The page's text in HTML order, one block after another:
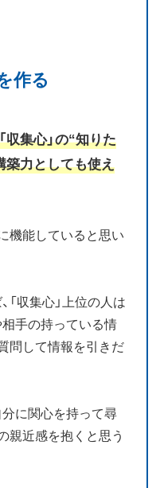
作る
収集心」の“知りた
築力としても使え
機能していると思い
収集心」上位の人は
手の持っている情
問して情報を引きだ
に関心を持って尋
親近感を抱くと思う